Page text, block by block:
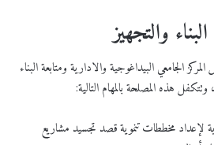
والتجهيز
الجامعي البيداغوجية والادارية ومتابعة البناء
هذه المصلحة بالمهام التالية:
لإعداد مخططات تنموية قصد تجسيد مشاريع